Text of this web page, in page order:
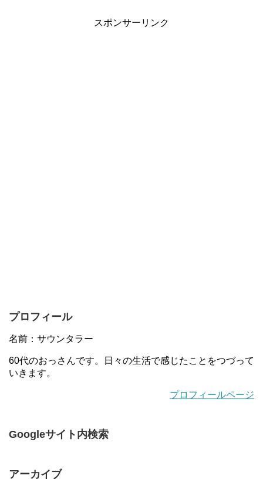
スポンサーリンク
プロフィール
名前：サウンタラー
60代のおっさんです。日々の生活で感じたことをつづって
いきます。
プロフィールページ
Googleサイト内検索
アーカイブ